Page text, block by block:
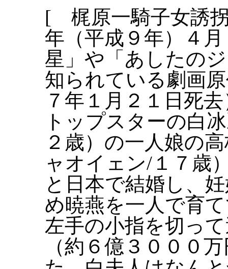
[ 梶原一騎子女誘
年（平成９年）４
星」や「あしたの
知られている劇画
７年１月２１日死
トップスターの白
２歳）の一人娘の
ャオイェン/１７歳
と日本で結婚し、
め暁燕を一人で育
左手の小指を切っ
（約６億３０００